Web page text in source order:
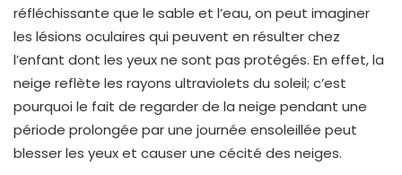
réfléchissante que le sable et l’eau, on peut imaginer
les lésions oculaires qui peuvent en résulter chez
l’enfant dont les yeux ne sont pas protégés. En effet, la
neige reflète les rayons ultraviolets du soleil; c’est
pourquoi le fait de regarder de la neige pendant une
période prolongée par une journée ensoleillée peut
blesser les yeux et causer une cécité des neiges.